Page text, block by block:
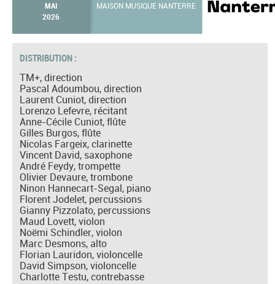
MAI
2026
MAISON MUSIQUE NANTERRE
DISTRIBUTION :
TM+, direction
Pascal Adoumbou, direction
Laurent Cuniot, direction
Lorenzo Lefevre, récitant
Anne-Cécile Cuniot, flûte
Gilles Burgos, flûte
Nicolas Fargeix, clarinette
Vincent David, saxophone
André Feydy, trompette
Olivier Devaure, trombone
Ninon Hannecart-Segal, piano
Florent Jodelet, percussions
Gianny Pizzolato, percussions
Maud Lovett, violon
Noëmi Schindler, violon
Marc Desmons, alto
Florian Lauridon, violoncelle
David Simpson, violoncelle
Charlotte Testu, contrebasse